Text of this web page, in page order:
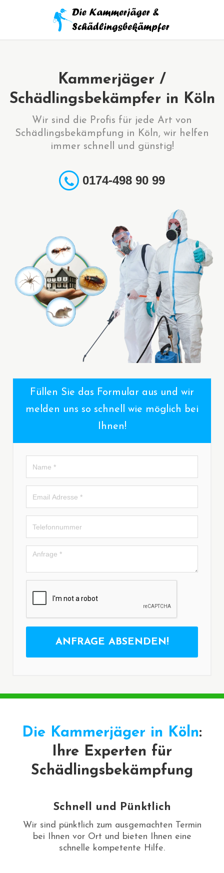
Füllen Sie das Formular aus und wir
melden uns so schnell wie möglich bei
Ihnen!
ANFRAGE ABSENDEN!
Kammerjäger /
Schädlingsbekämpfer in Köln
Wir sind die Profis für jede Art von
Schädlingsbekämpfung in Köln, wir helfen
immer schnell und günstig!
0174-498 90 99
Die Kammerjäger in Köln:
Ihre Experten für
Schädlingsbekämpfung
Schnell und Pünktlich
Wir sind pünktlich zum ausgemachten Termin
bei Ihnen vor Ort und bieten Ihnen eine
schnelle kompetente Hilfe.